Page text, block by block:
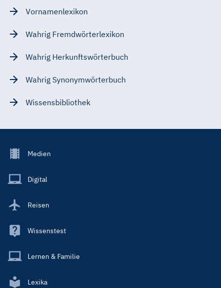
Vornamenlexikon
Wahrig Fremdwörterlexikon
Wahrig Herkunftswörterbuch
Wahrig Synonymwörterbuch
Wissensbibliothek
Footer
Main
Medien
Digital
Reisen
Wissenstest
Lernen & Familie
Lexika